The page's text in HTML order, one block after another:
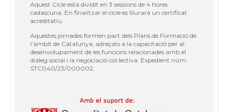
Aquest Cicle està dividit en 3 sessions de 4 hores
cadascuna. En finalitzar el cicle es lliurarà un certificat
acreditatiu.
Aquestes jornades formen part dels Plans de Formació de
l’àmbit de Catalunya, adreçats a la capacitació per al
desenvolupament de les funcions relacionades amb el
diàleg social i la negociació col·lectiva. Expedient núm.
STC040/23/000002.